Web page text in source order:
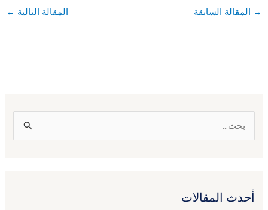
→ المقالة السابقة المقالة التالية ←
ث
أحدث المقالات